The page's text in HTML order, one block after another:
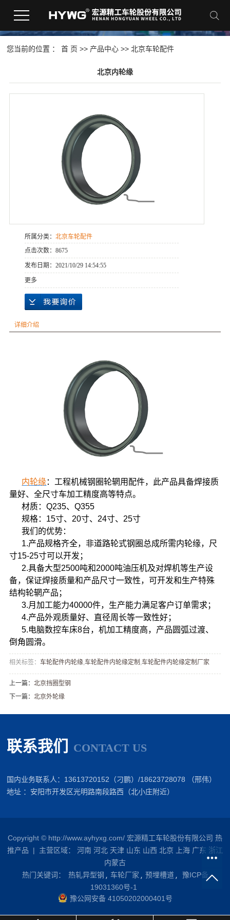
您当前的位置 ：首 页 >> 产品中心 >> 北京车轮配件
北京内轮缘
所属分类：北京车轮配件
点击次数：8675
发布日期：2021/10/29 14:54:55
更多
详细介绍
内轮缘：工程机械钢圈轮辋用配件，此产品具备焊接质
量好、全尺寸车加工精度高等特点。
材质：Q235、Q355
规格：15寸、20寸、24寸、25寸
我们的优势：
1.产品规格齐全，非道路轮式钢圈总成所需内轮缘，尺
寸15-25寸可以开发；
2.具备大型2500吨和2000吨油压机及对焊机等生产设
备，保证焊接质量和产品尺寸一致性，可开发和生产特殊
结构轮辋产品；
3.月加工能力40000件，生产能力满足客户订单需求；
4.产品外观质量好、直径周长等一致性好；
5.电脑数控车床8台，机加工精度高， 产品圆弧过渡、
倒角圆滑。
相关标签：车轮配件内轮缘,车轮配件内轮缘定制 ,车轮配件内轮缘定制厂家
上一篇：北京挡圈型钢
下一篇：北京外轮缘
联系我们 CONTACT US
国内业务联系人：13613720152（刁鹏）/18623728078 （邢伟）
地址 ：安阳市开发区光明路南段路西（北小庄附近）
Copyright © http://www.ayhyxg.com/ 宏源精工车轮股份有限公司 热
推产品 | 主营区域： 河南 河北 天津 山东 山西 北京 上海 广东 浙江
内蒙古
热门关键词：
热轧异型钢 车轮厂家 预埋槽道
豫ICP备
19031360号-1
豫公网安备 41050202000401号